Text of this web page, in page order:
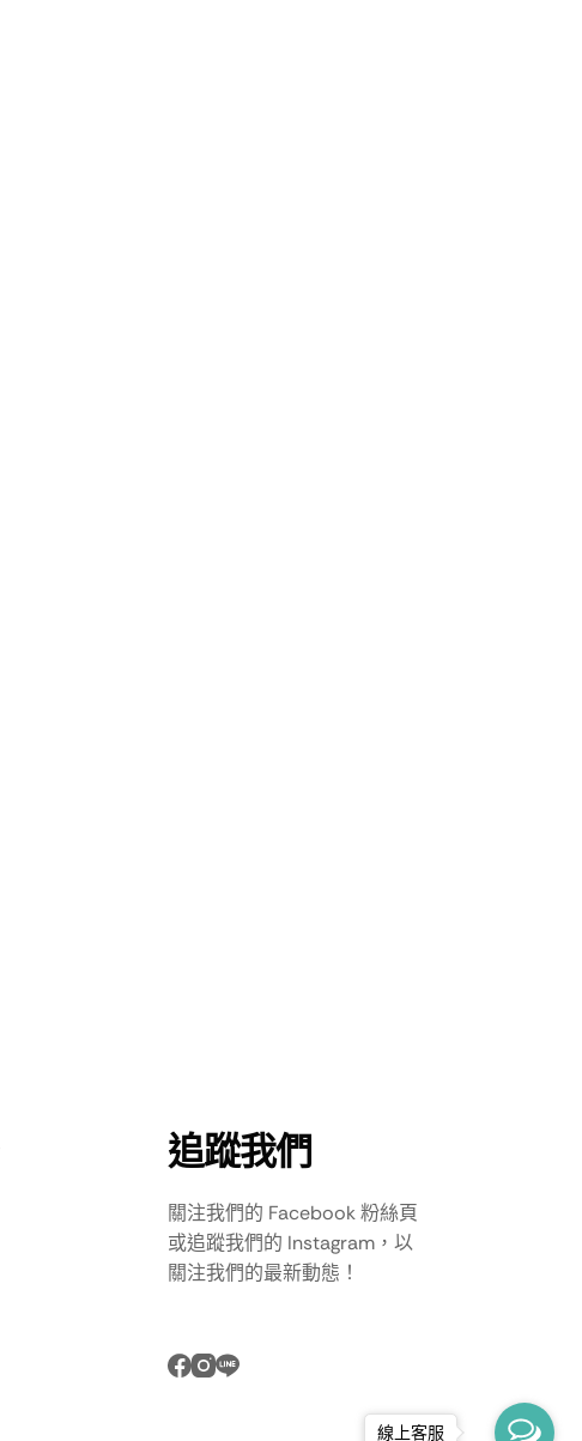
追蹤我們
關注我們的 Facebook 粉絲頁
或追蹤我們的 Instagram，以
關注我們的最新動態！
線上客服